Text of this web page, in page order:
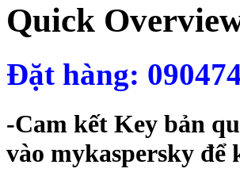
Quick
Đặt hàng:
-Cam kết Key bản
vào mykaspersky để